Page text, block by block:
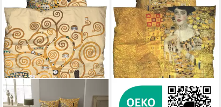
GOEBEL
Bettwäsche Adele Bloch,